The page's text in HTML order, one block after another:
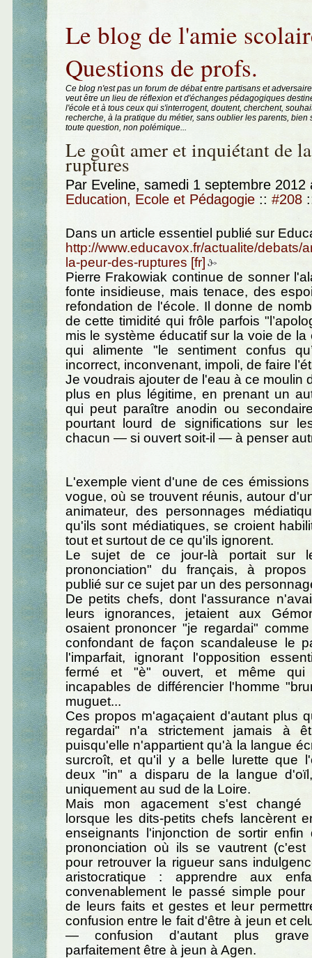
Le blog de l'amie
Questions de profs.
Ce blog n'est pas un forum de débat entre partisans et
veut être un lieu de réflexion et d'échanges pédagogiques
l'école et à tous ceux qui s'interrogent, doutent, cherchent,
recherche, à la pratique du métier, sans oublier les parents, bien
toute question, non polémique...
Le goût amer et inquiétant de
ruptures
Par Eveline, samedi 1 septembre
Education, Ecole et Pédagogie :: #208
Dans un article essentiel publié sur
http://www.educavox.fr/actualite/debats/
la-peur-des-ruptures
Pierre Frakowiak continue de sonner
fonte insidieuse, mais tenace, des
refondation de l'école. Il donne de
de cette timidité qui frôle parfois
mis le système éducatif sur la voie de la
qui alimente "le sentiment confus
incorrect, inconvenant, impoli, de faire
Je voudrais ajouter de l'eau à ce moulin
plus en plus légitime, en prenant un
qui peut paraître anodin ou
pourtant lourd de significations sur
chacun — si ouvert soit-il — à penser
L'exemple vient d'une de ces
vogue, où se trouvent réunis, autour
animateur, des personnages
qu'ils sont médiatiques, se croient
tout et surtout de ce qu'ils ignorent.
Le sujet de ce jour-là portait sur
prononciation" du français, à
publié sur ce sujet par un des
De petits chefs, dont l'assurance
leurs ignorances, jetaient aux
osaient prononcer "je regardai"
confondant de façon scandaleuse le
l'imparfait, ignorant l'opposition
fermé et "è" ouvert, et même qui
incapables de différencier l'homme
muguet...
Ces propos m'agaçaient d'autant plus
regardai" n'a strictement jamais à
puisqu'elle n'appartient qu'à la langue
surcroît, et qu'il y a belle lurette que
deux "in" a disparu de la langue
uniquement au sud de la Loire.
Mais mon agacement s'est changé
lorsque les dits-petits chefs lancèrent
enseignants l'injonction de sortir
prononciation où ils se vautrent
pour retrouver la rigueur sans
aristocratique : apprendre aux
convenablement le passé simple pour
de leurs faits et gestes et leur
confusion entre le fait d'être à jeun et
— confusion d'autant plus
parfaitement être à jeun à Agen.